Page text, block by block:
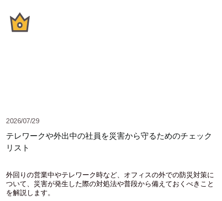
2026/07/29
テレワークや外出中の社員を災害から守るためのチェック
リスト
外回りの営業中やテレワーク時など、オフィスの外での防災対策に
ついて、災害が発生した際の対処法や普段から備えておくべきこと
を解説します。